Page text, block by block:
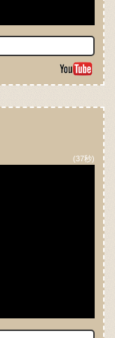
(37秒)